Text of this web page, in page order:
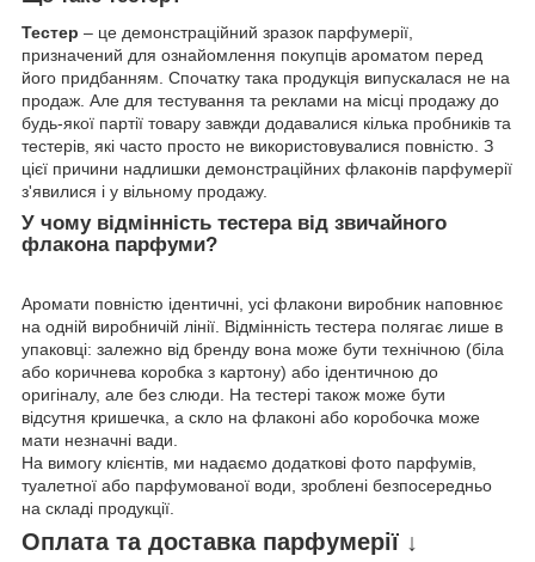
Тестер – це демонстраційний зразок парфумерії,
призначений для ознайомлення покупців ароматом перед
його придбанням. Спочатку така продукція випускалася не на
продаж. Але для тестування та реклами на місці продажу до
будь-якої партії товару завжди додавалися кілька пробників та
тестерів, які часто просто не використовувалися повністю. З
цієї причини надлишки демонстраційних флаконів парфумерії
з'явилися і у вільному продажу.
У чому відмінність тестера від звичайного
флакона парфуми?
Аромати повністю ідентичні, усі флакони виробник наповнює
на одній виробничій лінії. Відмінність тестера полягає лише в
упаковці: залежно від бренду вона може бути технічною (біла
або коричнева коробка з картону) або ідентичною до
оригіналу, але без слюди. На тестері також може бути
відсутня кришечка, а скло на флаконі або коробочка може
мати незначні вади.
На вимогу клієнтів, ми надаємо додаткові фото парфумів,
туалетної або парфумованої води, зроблені безпосередньо
на складі продукції.
Оплата та доставка парфумерії ↓